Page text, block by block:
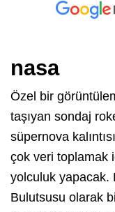
nasa
Özel bir
taşıyan sondaj
süpernova
çok veri toplamak
yolculuk yapacak.
Bulutsusu olarak